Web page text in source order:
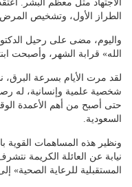
الاجتهاد مثل معظم البشر.
الطراز الأول، وتشخيص
واليوم، مضى على رحيل
الله» قرابة الشهر، وأصبحت
لقد مرت الأيام بسرعة البرق،
شخصية علمية وإنسانية، له
حتى أصبح من أهم الأعمدة
السعودية.
ونظير هذه المساهمات القوية
نيابة عن العائلة الكريمة
المستقبلية للرعاية الصحية»